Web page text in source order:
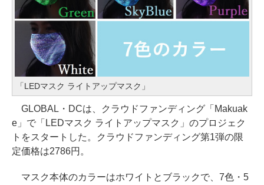
「LEDマスク ライトアップマスク」
GLOBAL・DCは、クラウドファンディング「Makuak
e」で「LEDマスク ライトアップマスク」のプロジェク
トをスタートした。クラウドファンディング第1弾の限
定価格は2786円。
マスク本体のカラーはホワイトとブラックで、7色・5